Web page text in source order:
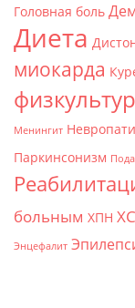
Головная боль
Диета
миокарда
Менингит
Паркинсонизм
больным ХПН
Энцефалит